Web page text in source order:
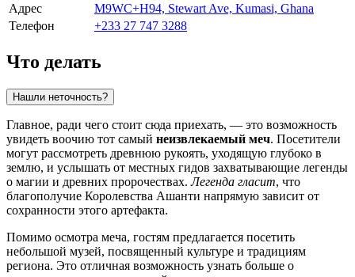
Адрес
M9WC+H94, Stewart Ave, Kumasi, Ghana
Телефон
+233 27 747 3288
Что делать
Нашли неточность?
Главное, ради чего стоит сюда приехать, — это возможность
увидеть воочию тот самый неизвлекаемый меч. Посетители
могут рассмотреть древнюю рукоять, уходящую глубоко в
землю, и услышать от местных гидов захватывающие легенды
о магии и древних пророчествах.Легенда гласит, что
благополучие Королевства Ашанти напрямую зависит от
сохранности этого артефакта.
Помимо осмотра меча, гостям предлагается посетить
небольшой музей, посвященный культуре и традициям
региона. Это отличная возможность узнать больше о